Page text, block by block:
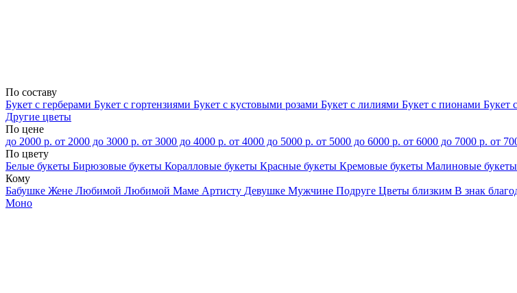
По составу
Букет с герберами Букет с гортензиями Букет с кустовыми розами Букет с лилиями Букет с пионами Букет
Другие цветы
По цене
до 2000 р. от 2000 до 3000 р. от 3000 до 4000 р. от 4000 до 5000 р. от 5000 до 6000 р. от 6000 до 7000 р. от
По цвету
Белые букеты Бирюзовые букеты Коралловые букеты Красные букеты Кремовые букеты Малиновые букеты
Кому
Бабушке Жене Любимой Любимой Маме Артисту Девушке Мужчине Подруге Цветы близким В знак
Моно